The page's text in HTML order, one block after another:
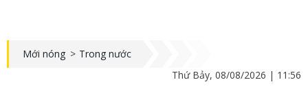
Mới nóng > Trong nước
Thứ Bảy, 08/08/2026 | 11:56